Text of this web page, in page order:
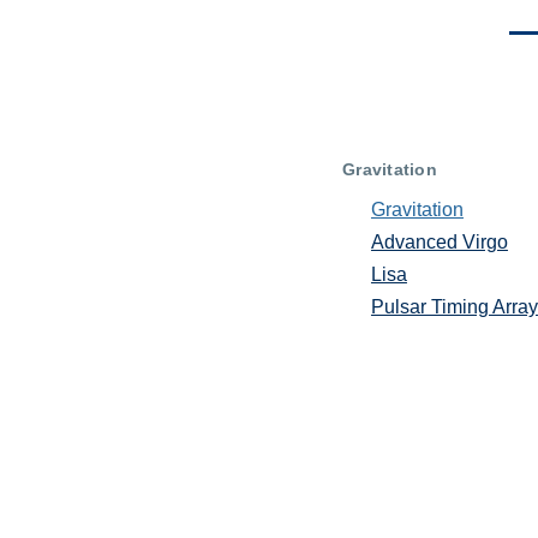
Gravitation
Gravitation
Advanced Virgo
Lisa
Pulsar Timing Array